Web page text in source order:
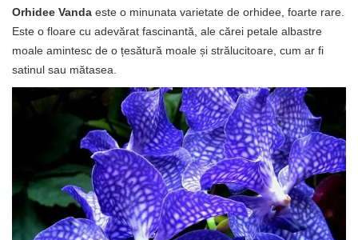
Orhidee Vanda este o minunata varietate de orhidee, foarte rare.
Este o floare cu adevărat fascinantă, ale cărei petale albastre
moale amintesc de o țesătură moale și strălucitoare, cum ar fi
satinul sau mătasea.